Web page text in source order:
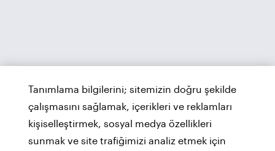
Tanımlama bilgilerini; sitemizin doğru şekilde
çalışmasını sağlamak, içerikleri ve reklamları
kişiselleştirmek, sosyal medya özellikleri
sunmak ve site trafiğimizi analiz etmek için